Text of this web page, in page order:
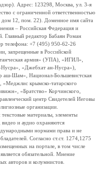
Адрес: 123298, Москва, ул. 3-я
с ограниченной ответственностью
12, пом. 22). Доменное имя сайта
– Российская Федерация и
Главный редактор Бабаян Роман
телефона: +7 (495) 950-62-26
запрещенные в Российской
армия» (УПА), «ИГИЛ»,
«Джебхат ан-Нусра»),
аш-Шам», Национал-Большевистская
крымско-татарского
«Братство» Корчинского,
центр Свидетелей Иеговы
организации.
материалы, элементы
и аудио охраняются
нормами права и не
Согласно ст.ст. 1274,1275
на портале, в том числе
обязательной. Мнение
авторов и колумнистов.